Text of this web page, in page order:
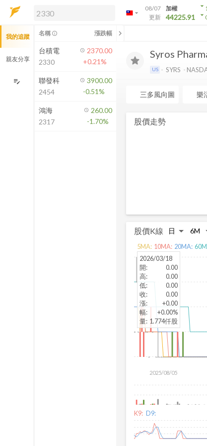
arrow_drop_down
08/07
更新
加權
44225.91
arrow_drop_down
arrow_drop_down
解鎖即時行情及進階功能
方案」，即可解鎖以下功能：
即時行情
即時市況與排行
成交金額熱力圖
前往方案訂閱
如何綁定合作券商
Syros
US SYRS
三多風向圖 樂
股價走勢
股價K線
2025/08/05
2026/03/18
開:
0.00
高:
0.00
低:
0.00
收:
0.00
漲:
+0.00
幅:
+0.00%
量: 1.774仟股
5MA: 10MA: 20MA: 60
K9: D9:
我的追蹤
親友分享
edit_note
名稱 info_outline 漲跌幅 chevron_left
台積電
2330
2370.00
+0.21%
聯發科
2454
3900.00
-0.51%
鴻海
2317
260.00
-1.70%